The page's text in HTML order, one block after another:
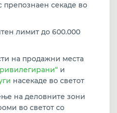
препознаен секаде во
лимит дo 600.000
на продажни места
и
насекаде во светот
на деловните зони
во светот со